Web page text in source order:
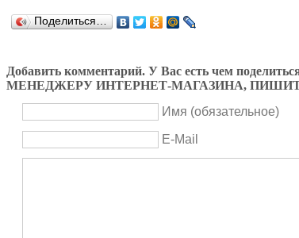
Поделиться…
Добавить комментарий. У Вас есть чем
МЕНЕДЖЕРУ ИНТЕРНЕТ-МАГАЗИНА,
Имя (обязательное)
E-Mail